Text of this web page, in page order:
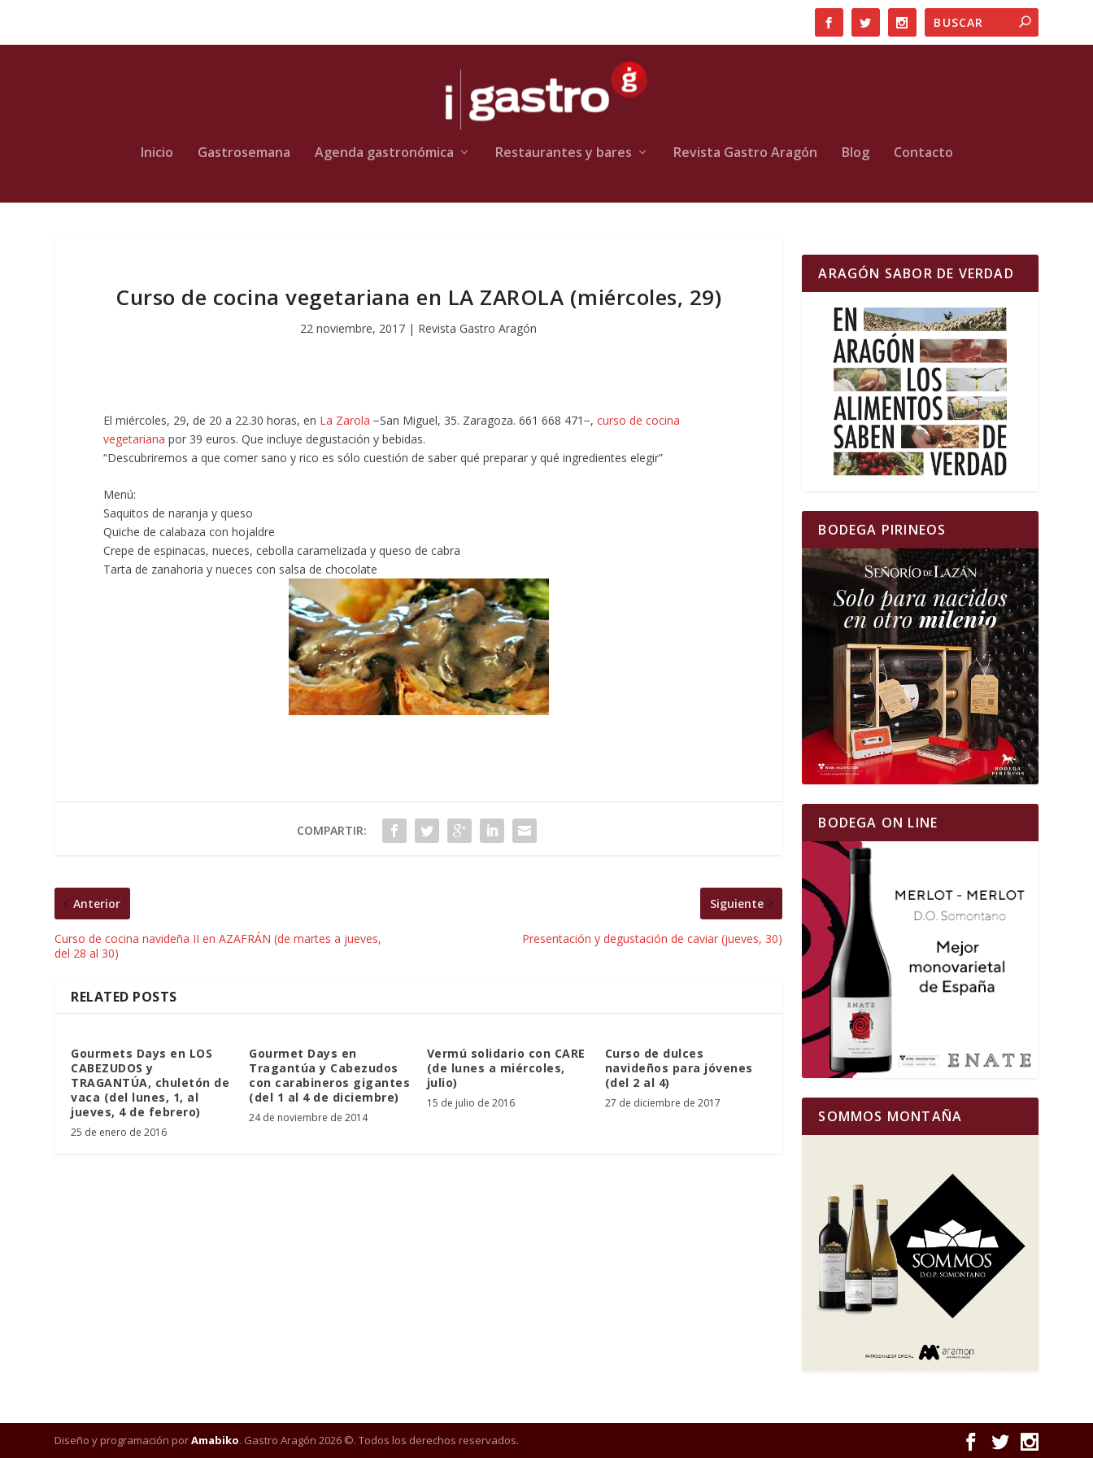
Inicio Gastrosemana Agenda gastronómica Restaurantes y bares Revista Gastro Aragón Blog Contacto
Curso de cocina vegetariana en LA ZAROLA (miércoles, 29)
22 noviembre, 2017 | Revista Gastro Aragón
El miércoles, 29, de 20 a 22.30 horas, en La Zarola −San Miguel, 35. Zaragoza. 661 668 471−,curso de cocina
vegetariana por 39 euros. Que incluye degustación y bebidas.
“Descubriremos a que comer sano y rico es sólo cuestión de saber qué preparar y qué ingredientes elegir”
Menú:
Saquitos de naranja y queso
Quiche de calabaza con hojaldre
Crepe de espinacas, nueces, cebolla caramelizada y queso de cabra
Tarta de zanahoria y nueces con salsa de chocolate
COMPARTIR:
Anterior
Curso de cocina navideña II en AZAFRÁN (de martes a jueves,
del 28 al 30)
Siguiente
Presentación y degustación de caviar (jueves, 30)
RELATED POSTS
Gourmets Days en LOS
CABEZUDOS y
TRAGANTÚA, chuletón de
vaca (del lunes, 1, al
jueves, 4 de febrero)
25 de enero de 2016
Gourmet Days en
Tragantúa y Cabezudos
con carabineros gigantes
(del 1 al 4 de diciembre)
24 de noviembre de 2014
Vermú solidario con CARE
(de lunes a miércoles,
julio)
15 de julio de 2016
Curso de dulces
navideños para jóvenes
(del 2 al 4)
27 de diciembre de 2017
ARAGÓN SABOR DE VERDAD
BODEGA PIRINEOS
BODEGA ON LINE
SOMMOS MONTAÑA
Diseño y programación porAmabiko. Gastro Aragón 2026 ©. Todos los derechos reservados.